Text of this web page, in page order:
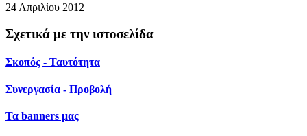
24 Απριλίου 2012
Σχετικά με την ιστοσελίδα
Σκοπός - Ταυτότητα
Συνεργασία - Προβολή
Τα banners μας